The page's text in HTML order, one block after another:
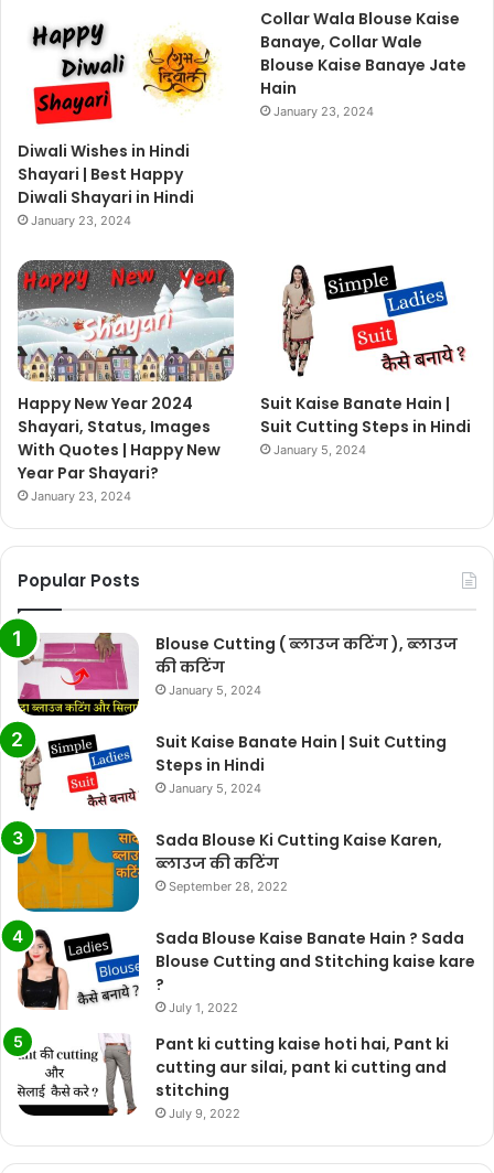
Diwali Wishes in Hindi
Shayari | Best Happy
Diwali Shayari in Hindi
January 23, 2024
Collar Wala Blouse Kaise
Banaye, Collar Wale
Blouse Kaise Banaye Jate
Hain
January 23, 2024
Happy New Year 2024
Shayari, Status, Images
With Quotes | Happy New
Year Par Shayari?
January 23, 2024
Suit Kaise Banate Hain |
Suit Cutting Steps in Hindi
January 5, 2024
Popular Posts
Blouse Cutting ( ब्लाउज कटिंग ), ब्लाउज
की कटिंग
January 5, 2024
Suit Kaise Banate Hain | Suit Cutting
Steps in Hindi
January 5, 2024
Sada Blouse Ki Cutting Kaise Karen,
ब्लाउज की कटिंग
September 28, 2022
Sada Blouse Kaise Banate Hain ? Sada
Blouse Cutting and Stitching kaise kare
?
July 1, 2022
Pant ki cutting kaise hoti hai, Pant ki
cutting aur silai, pant ki cutting and
stitching
July 9, 2022